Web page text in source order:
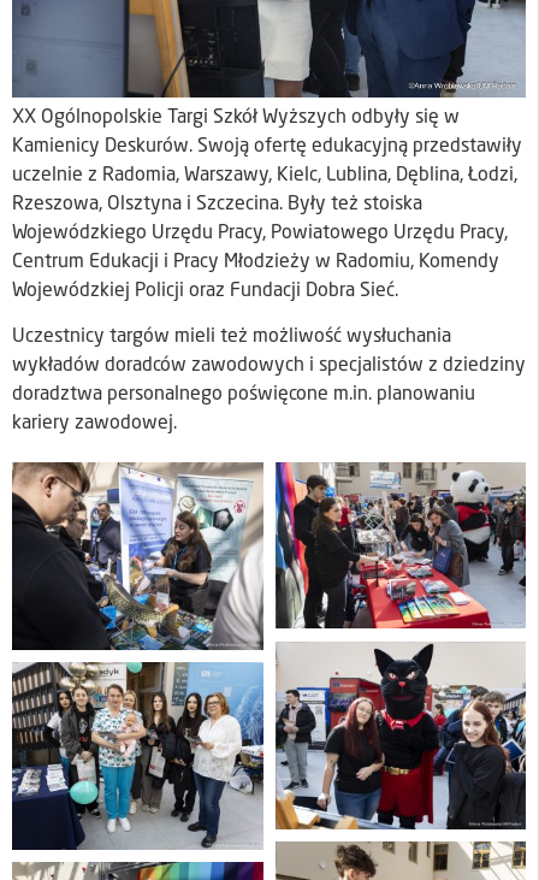
XX Ogólnopolskie Targi Szkół Wyższych odbyły się w
Kamienicy Deskurów. Swoją ofertę edukacyjną przedstawiły
uczelnie z Radomia, Warszawy, Kielc, Lublina, Dęblina, Łodzi,
Rzeszowa, Olsztyna i Szczecina. Były też stoiska
Wojewódzkiego Urzędu Pracy, Powiatowego Urzędu Pracy,
Centrum Edukacji i Pracy Młodzieży w Radomiu, Komendy
Wojewódzkiej Policji oraz Fundacji Dobra Sieć.
Uczestnicy targów mieli też możliwość wysłuchania
wykładów doradców zawodowych i specjalistów z dziedziny
doradztwa personalnego poświęcone m.in. planowaniu
kariery zawodowej.